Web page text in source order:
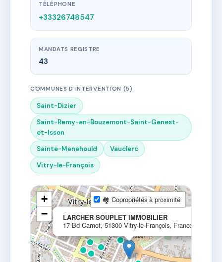
TÉLÉPHONE
+33326748547
MANDATS REGISTRE
43
COMMUNES D'INTERVENTION (5)
Saint-Dizier
Saint-Remy-en-Bouzemont-Saint-Genest-
et-Isson
Sainte-Menehould
Vauclerc
Vitry-le-François
LARCHER SOUPLET IMMOBILIER
17 Bd Carnot, 51300 Vitry-le-François, France
+
−
🏘 Copropriétés à proximité